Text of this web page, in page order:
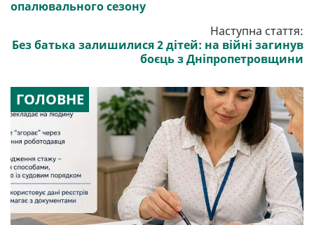
опалювального сезону
Наступна стаття:
Без батька залишилися 2 дітей: на війні загинув
боєць з Дніпропетровщини
ГОЛОВНЕ